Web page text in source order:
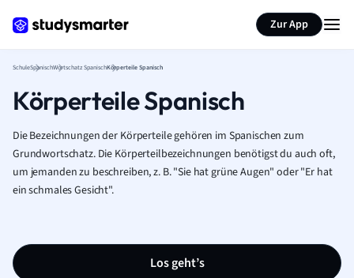
Zur App
SchuleSpanischWortschatz SpanischKörperteile Spanisch
Körperteile Spanisch
Die Bezeichnungen der Körperteile gehören im Spanischen zum
Grundwortschatz. Die Körperteilbezeichnungen benötigst du auch oft,
um jemanden zu beschreiben, z. B. "Sie hat grüne Augen" oder "Er hat
ein schmales Gesicht".
Los geht’s
Seite zusammenfassen